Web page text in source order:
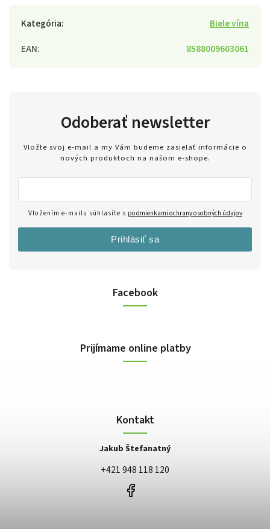
Kategória:
Biele vína
EAN: 8588009603061
Facebook
Prijímame online platby
Kontakt
Jakub Štefanatný
+421 948 118 120
Odoberať newsletter
Vložte svoj e-mail a my Vám budeme zasielať informácie o
nových produktoch na našom e-shope.
Vložením e-mailu súhlasíte s podmienkami ochrany osobných údajov
Prihlásiť sa